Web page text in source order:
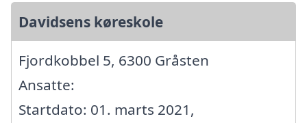
Davidsens køreskole
Fjordkobbel 5, 6300 Gråsten
Ansatte:
Startdato: 01. marts 2021,